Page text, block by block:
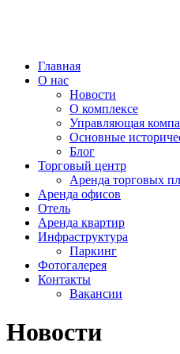
Главная
О нас
Новости
О комплексе
Управляющая
Основные
Блог
Торговый центр
Аренда торговых
Аренда офисов
Отель
Аренда квартир
Инфраструктура
Паркинг
Фотогалерея
Контакты
Вакансии
Новости